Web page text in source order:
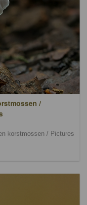
/
korstmossen / Pictures